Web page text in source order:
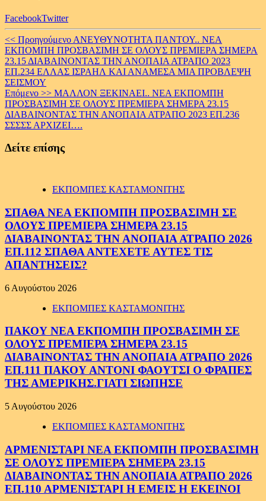
FacebookTwitter
Continue
Reading
<< Προηγούμενο ΑΝΕΥΘΥΝΟΤΗΤΑ ΠΑΝΤΟΥ.. ΝΕΑ
ΕΚΠΟΜΠΗ ΠΡΟΣΒΑΣΙΜΗ ΣΕ ΟΛΟΥΣ ΠΡΕΜΙΕΡΑ ΣΗΜΕΡΑ
23.15 ΔΙΑΒΑΙΝΟΝΤΑΣ ΤΗΝ ΑΝΟΠΑΙΑ ΑΤΡΑΠΟ 2023
ΕΠ.234 ΕΛΛΑΣ ΙΣΡΑΗΛ ΚΑΙ ΑΝΑΜΕΣΑ ΜΙΑ ΠΡΟΒΛΕΨΗ
ΣΕΙΣΜΟΥ
Επόμενο >> ΜΑΛΛΟΝ ΞΕΚΙΝΑΕΙ.. ΝΕΑ ΕΚΠΟΜΠΗ
ΠΡΟΣΒΑΣΙΜΗ ΣΕ ΟΛΟΥΣ ΠΡΕΜΙΕΡΑ ΣΗΜΕΡΑ 23.15
ΔΙΑΒΑΙΝΟΝΤΑΣ ΤΗΝ ΑΝΟΠΑΙΑ ΑΤΡΑΠΟ 2023 ΕΠ.236
ΣΣΣΣΣ ΑΡΧΙΖΕΙ….
Δείτε επίσης
ΕΚΠΟΜΠΕΣ ΚΑΣΤΑΜΟΝΙΤΗΣ
ΣΠΑΘΑ ΝΕΑ ΕΚΠΟΜΠΗ ΠΡΟΣΒΑΣΙΜΗ ΣΕ
ΟΛΟΥΣ ΠΡΕΜΙΕΡΑ ΣΗΜΕΡΑ 23.15
ΔΙΑΒΑΙΝΟΝΤΑΣ ΤΗΝ ΑΝΟΠΑΙΑ ΑΤΡΑΠΟ 2026
ΕΠ.112 ΣΠΑΘΑ ΑΝΤΕΧΕΤΕ ΑΥΤΕΣ ΤΙΣ
ΑΠΑΝΤΗΣΕΙΣ?
6 Αυγούστου 2026
ΕΚΠΟΜΠΕΣ ΚΑΣΤΑΜΟΝΙΤΗΣ
ΠΑΚΟΥ ΝΕΑ ΕΚΠΟΜΠΗ ΠΡΟΣΒΑΣΙΜΗ ΣΕ
ΟΛΟΥΣ ΠΡΕΜΙΕΡΑ ΣΗΜΕΡΑ 23.15
ΔΙΑΒΑΙΝΟΝΤΑΣ ΤΗΝ ΑΝΟΠΑΙΑ ΑΤΡΑΠΟ 2026
ΕΠ.111 ΠΑΚΟΥ ΑΝΤΟΝΙ ΦΑΟΥΤΣΙ Ο ΦΡΑΠΕΣ
ΤΗΣ ΑΜΕΡΙΚΗΣ.ΓΙΑΤΙ ΣΙΩΠΗΣΕ
5 Αυγούστου 2026
ΕΚΠΟΜΠΕΣ ΚΑΣΤΑΜΟΝΙΤΗΣ
ΑΡΜΕΝΙΣΤΑΡΙ ΝΕΑ ΕΚΠΟΜΠΗ ΠΡΟΣΒΑΣΙΜΗ
ΣΕ ΟΛΟΥΣ ΠΡΕΜΙΕΡΑ ΣΗΜΕΡΑ 23.15
ΔΙΑΒΑΙΝΟΝΤΑΣ ΤΗΝ ΑΝΟΠΑΙΑ ΑΤΡΑΠΟ 2026
ΕΠ.110 ΑΡΜΕΝΙΣΤΑΡΙ Η ΕΜΕΙΣ Η ΕΚΕΙΝΟΙ